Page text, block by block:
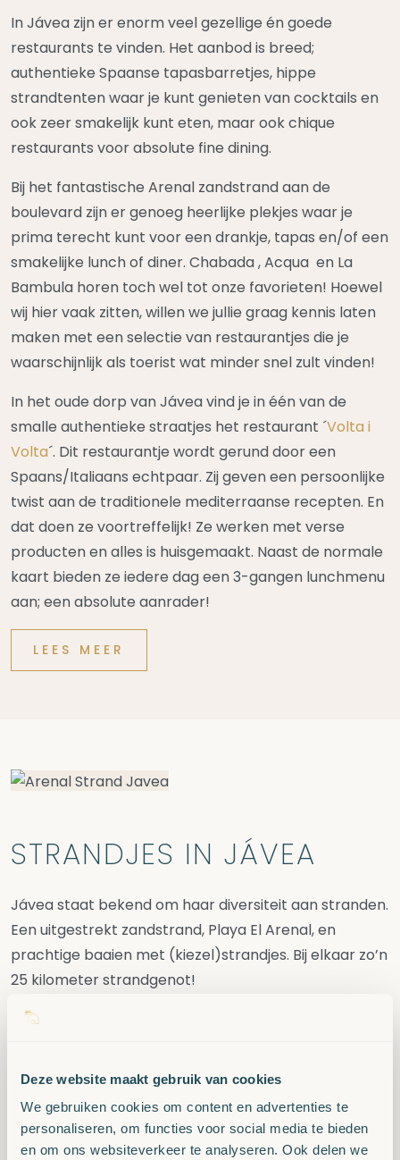
Deze website maakt gebruik van cookies
We gebruiken cookies om content en advertenties te
personaliseren, om functies voor social media te bieden
en om ons websiteverkeer te analyseren. Ook delen we
In Jávea zijn er enorm veel gezellige én goede
restaurants te vinden. Het aanbod is breed;
authentieke Spaanse tapasbarretjes, hippe
strandtenten waar je kunt genieten van cocktails en
ook zeer smakelijk kunt eten, maar ook chique
restaurants voor absolute fine dining.
Bij het fantastische Arenal zandstrand aan de
boulevard zijn er genoeg heerlijke plekjes waar je
prima terecht kunt voor een drankje, tapas en/of een
smakelijke lunch of diner. Chabada , Acqua en La
Bambula horen toch wel tot onze favorieten! Hoewel
wij hier vaak zitten, willen we jullie graag kennis laten
maken met een selectie van restaurantjes die je
waarschijnlijk als toerist wat minder snel zult vinden!
In het oude dorp van Jávea vind je in één van de
smalle authentieke straatjes het restaurant ´Volta i
Volta´. Dit restaurantje wordt gerund door een
Spaans/Italiaans echtpaar. Zij geven een persoonlijke
twist aan de traditionele mediterraanse recepten. En
dat doen ze voortreffelijk! Ze werken met verse
producten en alles is huisgemaakt. Naast de normale
kaart bieden ze iedere dag een 3-gangen lunchmenu
aan; een absolute aanrader!
LEES MEER
STRANDJES IN JÁVEA
Jávea staat bekend om haar diversiteit aan stranden.
Een uitgestrekt zandstrand, Playa El Arenal, en
prachtige baaien met (kiezel)strandjes. Bij elkaar zo’n
25 kilometer strandgenot!
Playa El Arenal
strand bevindt zich aan de boulevard van Jávea en
ligt daarmee direct bij vele cafes, restaurants en
winkeltjes. Het strand biedt vele mogelijkheden tot